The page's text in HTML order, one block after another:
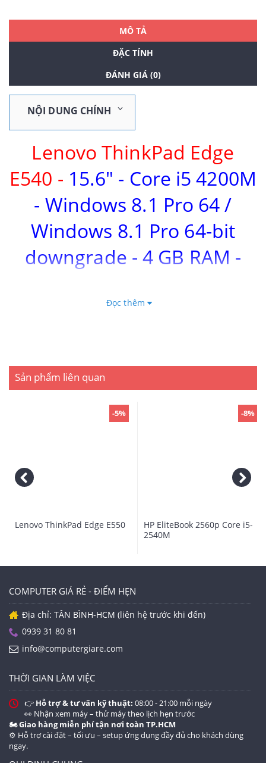
MÔ TẢ
ĐẶC TÍNH
ĐÁNH GIÁ (0)
NỘI DUNG CHÍNH
Lenovo ThinkPad Edge
E540 - 15.6" - Core i5 4200M
- Windows 8.1 Pro 64 /
Windows 8.1 Pro 64-bit
downgrade - 4 GB RAM -
- Giá Rẻ
- Dòng máy
- Bộ vỏ làm
chắc chắn,bền bỉ...
Intel®Core™ i5-
Bộ nhớ RAM 4GB DDR 3 bus
Đĩa Cứng
Đồ Họa
Màn Hình
Webcame 720p HD
Đĩa Quang DVD+/-RW
Pin/Battery Up to 6 hrs with
Kích Thước và Trọng Lượng
Đọc thêm
Sản phẩm liên quan
-5%
Lenovo ThinkPad Edge E550
-8%
HP EliteBook 2560p Core i5-
2540M
COMPUTER GIÁ RẺ - ĐIỂM HẸN
Địa chỉ: TÂN BÌNH-HCM (liên hệ trước khi đến)
0939 31 80 81
info@computergiare.com
THỜI GIAN LÀM VIỆC
👉 Hỗ trợ & tư vấn kỹ thuật: 08:00 - 21:00 mỗi ngày
👀 Nhận xem máy – thử máy theo lịch hẹn trước
🏍️ Giao hàng miễn phí tận nơi toàn TP.HCM
⚙️ Hỗ trợ cài đặt – tối ưu – setup ứng dụng đầy đủ cho khách dùng
ngay.